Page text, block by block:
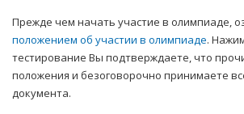
Прежде чем начать участие в олимпиаде,
положением об участии в олимпиаде.
тестирование Вы подтверждаете, что
положения и безоговорочно принимаете
документа.